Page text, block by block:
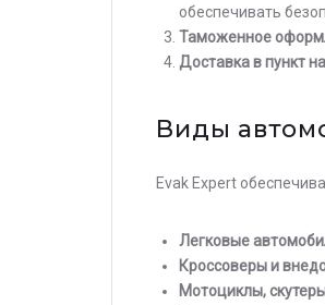
обеспечивать
Таможенное
Доставка в пункт
Виды
Evak Expert
Легковые
Кроссоверы и
Мотоциклы,